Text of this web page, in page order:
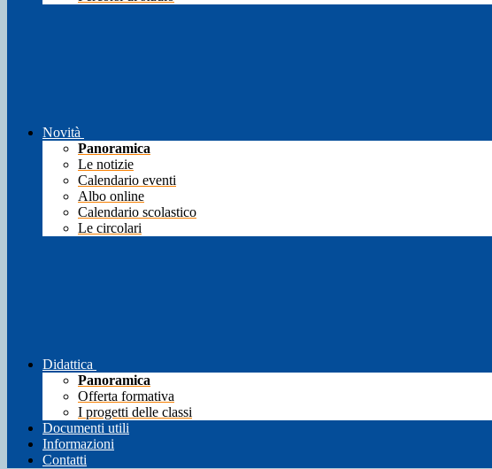
Novità
Panoramica
Le notizie
Calendario eventi
Albo online
Calendario scolastico
Le circolari
Didattica
Panoramica
Offerta formativa
I progetti delle classi
Documenti utili
Informazioni
Contatti